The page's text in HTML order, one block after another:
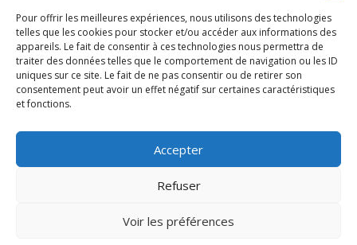
Pour offrir les meilleures expériences, nous utilisons des technologies
telles que les cookies pour stocker et/ou accéder aux informations des
appareils. Le fait de consentir à ces technologies nous permettra de
traiter des données telles que le comportement de navigation ou les ID
uniques sur ce site. Le fait de ne pas consentir ou de retirer son
consentement peut avoir un effet négatif sur certaines caractéristiques
et fonctions.
Accepter
Refuser
Voir les préférences
Questions fréquentes
Les avantages de la LOA
Les étapes du leasing de matériel
de restauration
Mentions Légales
Protection des données – RGPD